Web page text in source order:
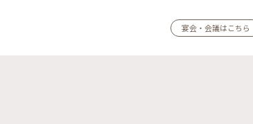
宴会・会議はこちら